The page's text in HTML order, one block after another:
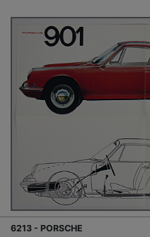
6213 - PORSCHE